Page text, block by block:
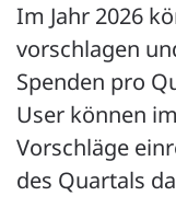
Im Jahr 2026
vorschlagen
Spenden pro
User können
Vorschläge
des Quartals